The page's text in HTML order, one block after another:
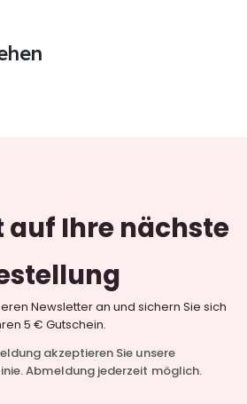
auf Ihre nächste
Newsletter an und sichern Sie sich
5 € Gutschein.
akzeptieren Sie unsere
Abmeldung jederzeit möglich.